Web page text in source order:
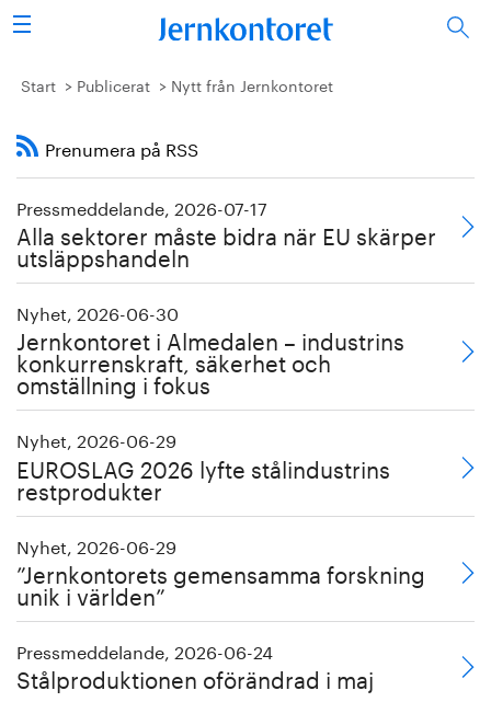
Sök
Stålindustrin
Vision 2050
Energi/miljö
Vi tycker
Publicerat
Bildbank
Om oss
Start Publicerat Nytt från Jernkontoret
Prenumera på RSS
Pressmeddelande, 2026-07-17
Alla sektorer måste bidra när EU skärper
utsläppshandeln
Nyhet, 2026-06-30
Jernkontoret i Almedalen – industrins
konkurrenskraft, säkerhet och
omställning i fokus
Nyhet, 2026-06-29
EUROSLAG 2026 lyfte stålindustrins
restprodukter
Nyhet, 2026-06-29
”Jernkontorets gemensamma forskning
unik i världen”
Pressmeddelande, 2026-06-24
Stålproduktionen oförändrad i maj